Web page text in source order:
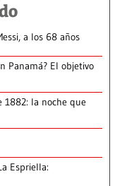
a los 68 años
Panamá? El objetivo
la noche que
Espriella: